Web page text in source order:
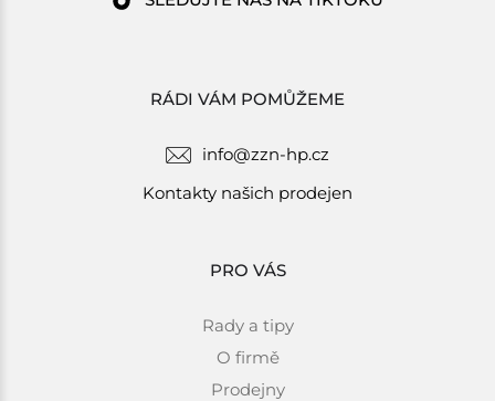
RÁDI VÁM POMŮŽEME
info@zzn-hp.cz
Kontakty našich prodejen
PRO VÁS
Rady a tipy
O firmě
Prodejny